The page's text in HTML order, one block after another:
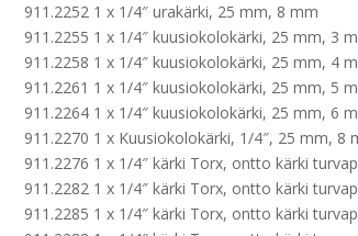
911.2252 1 x 1/4″ urakärki, 25 mm, 8 mm
911.2255 1 x 1/4″ kuusiokolokärki, 25 mm, 3
911.2258 1 x 1/4″ kuusiokolokärki, 25 mm, 4
911.2261 1 x 1/4″ kuusiokolokärki, 25 mm, 5
911.2264 1 x 1/4″ kuusiokolokärki, 25 mm, 6
911.2270 1 x Kuusiokolokärki, 1/4″, 25 mm, 8
911.2276 1 x 1/4″ kärki Torx, ontto kärki
911.2282 1 x 1/4″ kärki Torx, ontto kärki
911.2285 1 x 1/4″ kärki Torx, ontto kärki